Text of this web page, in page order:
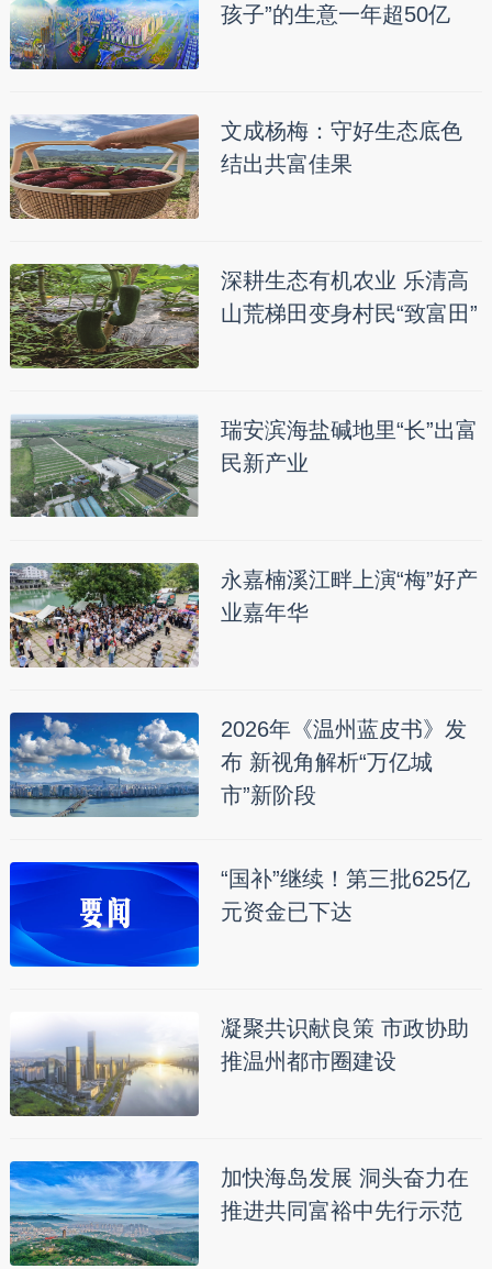
孩子”的生意一年超50亿
文成杨梅：守好生态底色
结出共富佳果
深耕生态有机农业 乐清高
山荒梯田变身村民“致富田”
瑞安滨海盐碱地里“长”出富
民新产业
永嘉楠溪江畔上演“梅”好产
业嘉年华
2026年《温州蓝皮书》发
布 新视角解析“万亿城
市”新阶段
“国补”继续！第三批625亿
元资金已下达
凝聚共识献良策 市政协助
推温州都市圈建设
加快海岛发展 洞头奋力在
推进共同富裕中先行示范